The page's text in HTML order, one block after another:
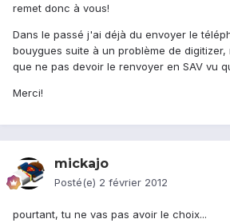
remet donc à vous!
Dans le passé j'ai déjà du envoyer le
bouygues suite à un problème de
que ne pas devoir le renvoyer en SAV vu
Merci!
mickajo
Posté(e) 2 février 2012
pourtant, tu ne vas pas avoir le choix...